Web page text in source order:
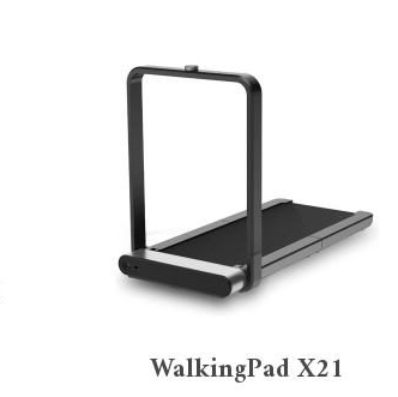
(86)
Compact (90)
WalkingPad X21